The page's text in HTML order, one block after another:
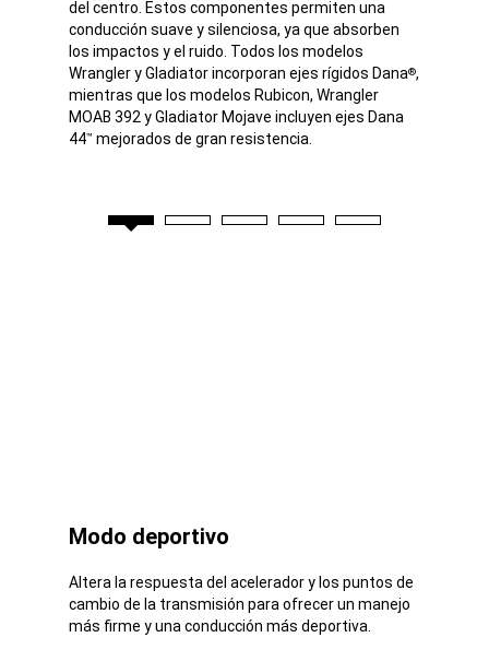
del centro. Estos componentes permiten una
conducción suave y silenciosa, ya que absorben
los impactos y el ruido. Todos los modelos
Wrangler y Gladiator incorporan ejes rígidos Dana®,
mientras que los modelos Rubicon, Wrangler
MOAB 392 y Gladiator Mojave incluyen ejes Dana
44™ mejorados de gran resistencia.
Modo deportivo
Altera la respuesta del acelerador y los puntos de
cambio de la transmisión para ofrecer un manejo
más firme y una conducción más deportiva.